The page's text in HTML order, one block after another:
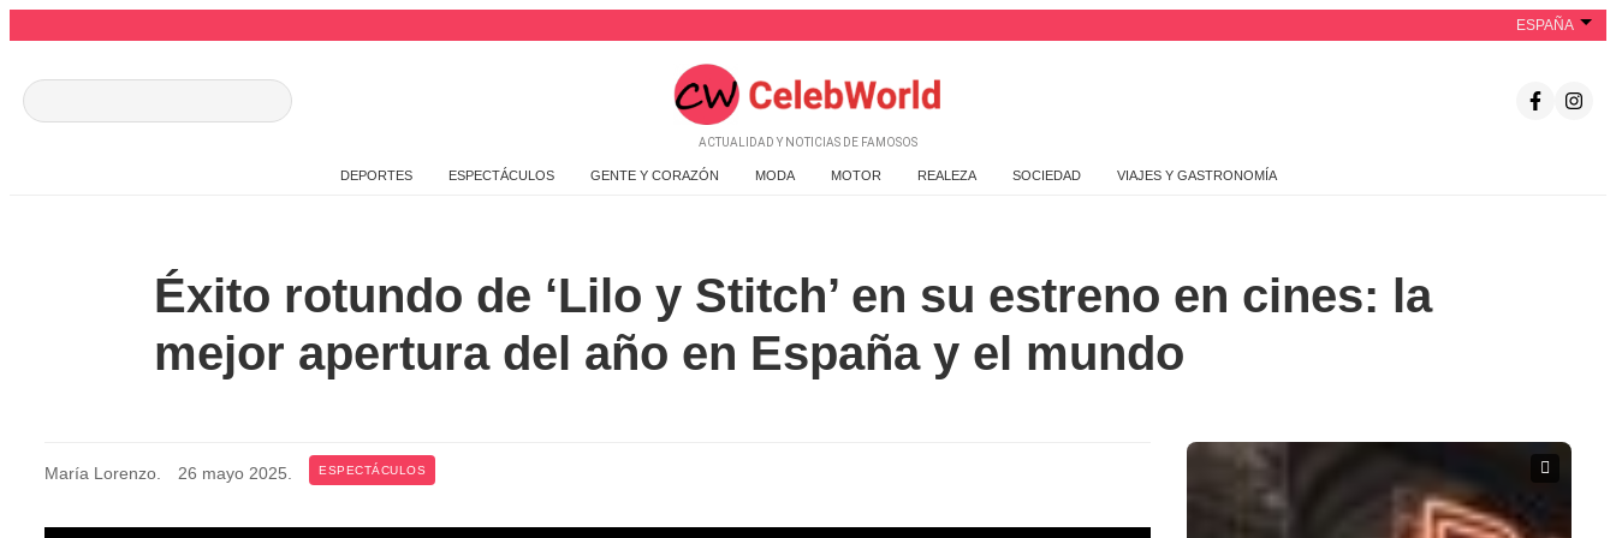
ESPAÑA
ACTUALIDAD Y NOTICIAS DE FAMOSOS
DEPORTES ESPECTÁCULOS GENTE Y CORAZÓN MODA MOTOR REALEZA SOCIEDAD VIAJES Y GASTRONOMÍA
Éxito rotundo de ‘Lilo y Stitch’ en su estreno en cines: la
mejor apertura del año en España y el mundo
María Lorenzo 26 mayo 2025 ESPECTÁCULOS